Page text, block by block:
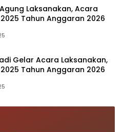
Laksanakan, Acara
Tahun Anggaran 2026
Gelar Acara Laksanakan,
Tahun Anggaran 2026